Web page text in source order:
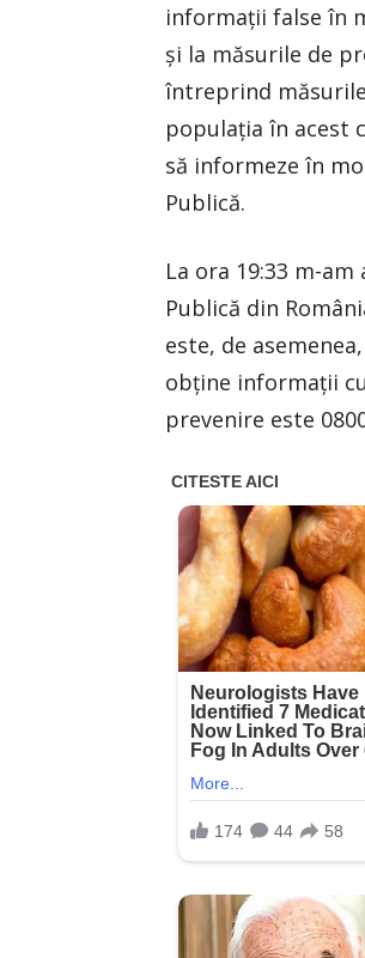
informaţii false în
şi la măsurile de
întreprind
populaţia în acest
să informeze în
Publică.
La ora 19:33 m-
Publică din
este, de
obţine informaţii
prevenire este